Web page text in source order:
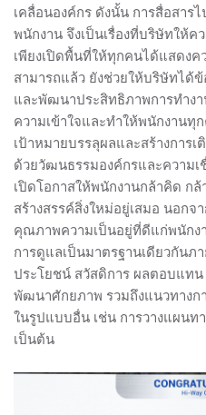
เคลื่อนองค์กร ดังนั้น การสื่อสาร
พนักงาน จึงเป็นเรื่องที่บริษัทให้ค
เพียงเปิดพื้นที่ให้ทุกคนได้แสดง
สามารถแล้ว ยังช่วยให้บริษัทได้
และพัฒนาประสิทธิภาพการทำงา
ความเข้าใจและทำให้พนักงานทุ
เป้าหมายบรรลุผลและสร้างการ
ด้วยวัฒนธรรมองค์กรและความเชื่
เปิดโอกาสให้พนักงานกล้าคิด กล้
สร้างสรรค์สิ่งใหม่อยู่เสมอ นอกจ
คุณภาพความเป็นอยู่ที่ดีแก่พนักง
การดูแลเป็นมาตรฐานเดียวกันภ
ประโยชน์ สวัสดิการ ผลตอบแทน
พัฒนาศักยภาพ รวมถึงแนวทางก
ในรูปแบบอื่น เช่น การวางแผนท
เป็นต้น